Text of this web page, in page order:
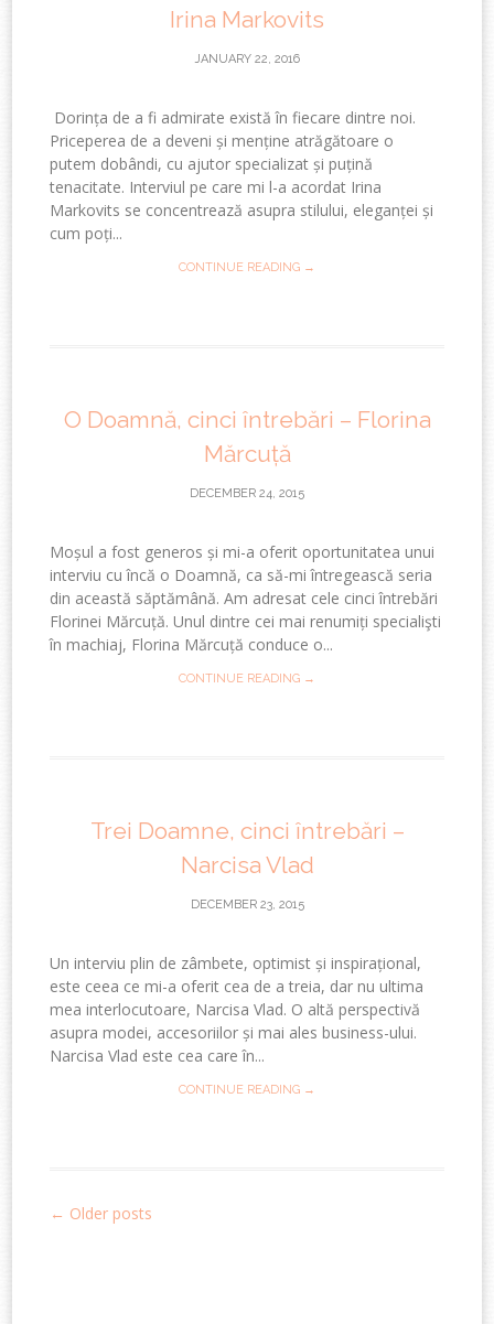
Irina Markovits
JANUARY 22, 2016
Dorința de a fi admirate există în fiecare dintre noi.
Priceperea de a deveni și menține atrăgătoare o
putem dobândi, cu ajutor specializat și puțină
tenacitate. Interviul pe care mi l-a acordat Irina
Markovits se concentrează asupra stilului, eleganței și
cum poți...
CONTINUE READING →
O Doamnă, cinci întrebări – Florina
Mărcuță
DECEMBER 24, 2015
Moșul a fost generos și mi-a oferit oportunitatea unui
interviu cu încă o Doamnă, ca să-mi întregească seria
din această săptămână. Am adresat cele cinci întrebări
Florinei Mărcuță. Unul dintre cei mai renumiți specialişti
în machiaj, Florina Mărcuță conduce o...
CONTINUE READING →
Trei Doamne, cinci întrebări –
Narcisa Vlad
DECEMBER 23, 2015
Un interviu plin de zâmbete, optimist și inspirațional,
este ceea ce mi-a oferit cea de a treia, dar nu ultima
mea interlocutoare, Narcisa Vlad. O altă perspectivă
asupra modei, accesoriilor și mai ales business-ului.
Narcisa Vlad este cea care în...
CONTINUE READING →
Post
← Older posts